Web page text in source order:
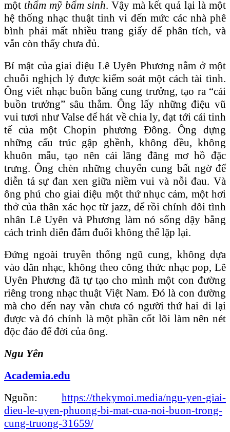
một thẩm mỹ bẩm sinh. Vậy mà kết quả lại là một
hệ thống nhạc thuật tinh vi đến mức các nhà phê
bình phải mất nhiều trang giấy để phân tích, và
vẫn còn thấy chưa đủ.
Bí mật của giai điệu Lê Uyên Phương nằm ở một
chuỗi nghịch lý được kiểm soát một cách tài tình.
Ông viết nhạc buồn bằng cung trưởng, tạo ra “cái
buồn trưởng” sâu thẳm. Ông lấy những điệu vũ
vui tươi như Valse để hát về chia ly, đạt tới cái tinh
tế của một Chopin phương Đông. Ông dựng
những cấu trúc gập ghềnh, không đều, không
khuôn mẫu, tạo nên cái lãng đãng mơ hồ đặc
trưng. Ông chèn những chuyển cung bất ngờ để
diễn tả sự đan xen giữa niềm vui và nỗi đau. Và
ông phú cho giai điệu một thứ nhục cảm, một hơi
thở của thân xác học từ jazz, để rồi chính đôi tình
nhân Lê Uyên và Phương làm nó sống dậy bằng
cách trình diễn đắm đuối không thể lặp lại.
Đứng ngoài truyền thống ngũ cung, không dựa
vào dân nhạc, không theo công thức nhạc pop, Lê
Uyên Phương đã tự tạo cho mình một con đường
riêng trong nhạc thuật Việt Nam. Đó là con đường
mà cho đến nay vẫn chưa có người thứ hai đi lại
được và đó chính là một phần cốt lõi làm nên nét
độc đáo để đời của ông.
Ngu Yên
Academia.edu
Nguồn: https://thekymoi.media/ngu-yen-giai-
dieu-le-uyen-phuong-bi-mat-cua-noi-buon-trong-
cung-truong-31659/